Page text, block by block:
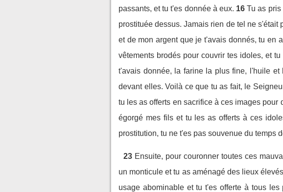
passants, et tu t'es donnée à eux. 16 Tu as pris
prostituée dessus. Jamais rien de tel ne s'était
et de mon argent que je t'avais donnés, tu en
vêtements brodés pour couvrir tes idoles, et
t'avais donnée, la farine la plus fine, l'huile
devant elles. Voilà ce que tu as fait, le
tu les as offerts en sacrifice à ces images
égorgé mes fils et tu les as offerts à ces
prostitution, tu ne t'es pas souvenue du temps
23 Ensuite, pour couronner toutes ces
un monticule et tu as aménagé des lieux
usage abominable et tu t'es offerte à tous